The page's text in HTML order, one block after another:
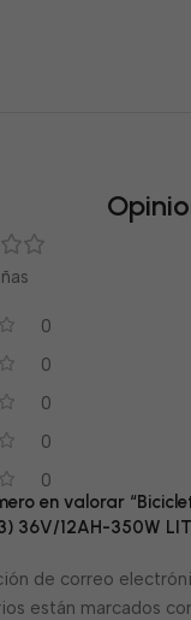
0
0
0
0
0
en valorar
36V/12AH-350W
de correo
están marcados